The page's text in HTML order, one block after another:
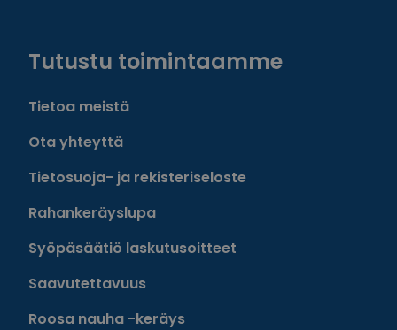
Tutustu toimintaamme
Tietoa meistä
Ota yhteyttä
Tietosuoja- ja rekisteriseloste
Rahankeräyslupa
Syöpäsäätiö laskutusoitteet
Saavutettavuus
Roosa nauha -keräys